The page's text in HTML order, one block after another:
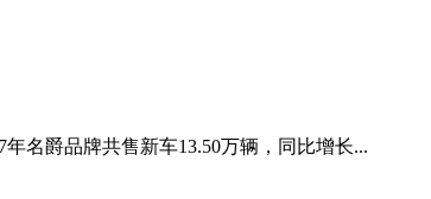
名爵品牌共售新车13.50万辆，同比增长...